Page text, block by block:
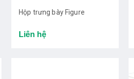
Hộp trưng bày Figure
Liên hệ